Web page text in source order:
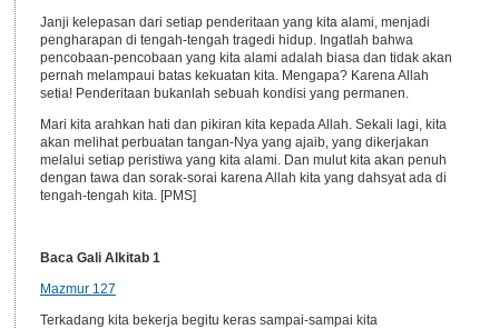
Janji kelepasan dari setiap penderitaan yang kita alami, menjadi
pengharapan di tengah-tengah tragedi hidup. Ingatlah bahwa
pencobaan-pencobaan yang kita alami adalah biasa dan tidak akan
pernah melampaui batas kekuatan kita. Mengapa? Karena Allah
setia! Penderitaan bukanlah sebuah kondisi yang permanen.
Mari kita arahkan hati dan pikiran kita kepada Allah. Sekali lagi, kita
akan melihat perbuatan tangan-Nya yang ajaib, yang dikerjakan
melalui setiap peristiwa yang kita alami. Dan mulut kita akan penuh
dengan tawa dan sorak-sorai karena Allah kita yang dahsyat ada di
tengah-tengah kita. [PMS]
Baca Gali Alkitab 1
Mazmur 127
Terkadang kita bekerja begitu keras sampai-sampai kita